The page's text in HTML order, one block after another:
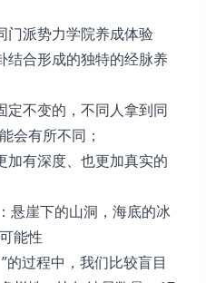
门派势力学院养成体验
结合形成的独特的经脉养
定不变的，不同人拿到同
会有所不同；
有深度、也更加真实的
悬崖下的山洞，海底的冰
能性
过程中，我们比较盲目